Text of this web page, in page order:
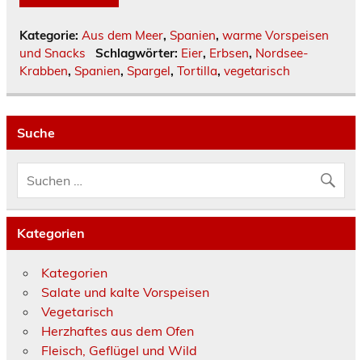
Kategorie: Aus dem Meer, Spanien, warme Vorspeisen
und Snacks
Schlagwörter: Eier, Erbsen, Nordsee-
Krabben, Spanien, Spargel, Tortilla, vegetarisch
Suche
Kategorien
Kategorien
Salate und kalte Vorspeisen
Vegetarisch
Herzhaftes aus dem Ofen
Fleisch, Geflügel und Wild